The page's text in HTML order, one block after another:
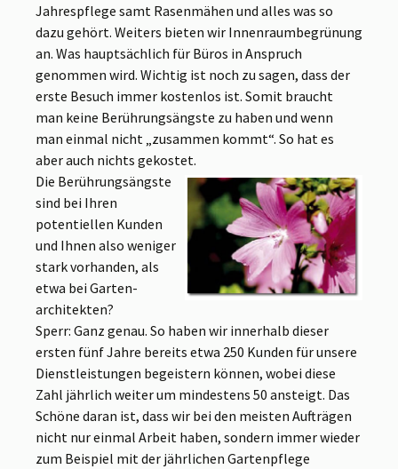
Jahrespflege samt Rasenmähen und alles was so
dazu gehört. Weiters bieten wir Innenraumbegrünung
an. Was hauptsächlich für Büros in Anspruch
genommen wird. Wichtig ist noch zu sagen, dass der
erste Besuch immer kostenlos ist. Somit braucht
man keine Berührungsängste zu haben und wenn
man einmal nicht „zusammen kommt“. So hat es
aber auch nichts gekostet.
Die Berührungsängste
sind bei Ihren
potentiellen Kunden
und Ihnen also weniger
stark vorhanden, als
etwa bei Garten-
architekten?
Sperr: Ganz genau. So haben wir innerhalb dieser
ersten fünf Jahre bereits etwa 250 Kunden für unsere
Dienstleistungen begeistern können, wobei diese
Zahl jährlich weiter um mindestens 50 ansteigt. Das
Schöne daran ist, dass wir bei den meisten Aufträgen
nicht nur einmal Arbeit haben, sondern immer wieder
zum Beispiel mit der jährlichen Gartenpflege